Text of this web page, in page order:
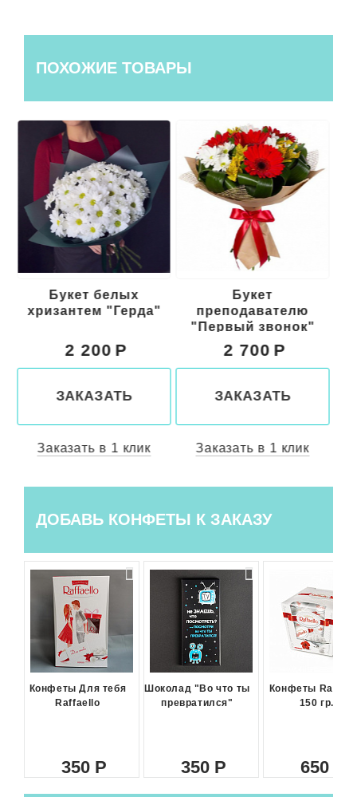
ПОХОЖИЕ ТОВАРЫ
Букет белых
хризантем "Герда"
2 200
ЗАКАЗАТЬ
Заказать в 1 клик
Букет
преподавателю
"Первый звонок"
2 700
ЗАКАЗАТЬ
Заказать в 1 клик
ДОБАВЬ КОНФЕТЫ К ЗАКАЗУ
Конфеты Для тебя
Raffaello
350
Шоколад "Во что ты
превратился"
350
Конфеты
150 гр.
650